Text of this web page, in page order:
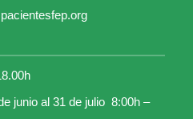
junio al 31 de julio 8:00h –